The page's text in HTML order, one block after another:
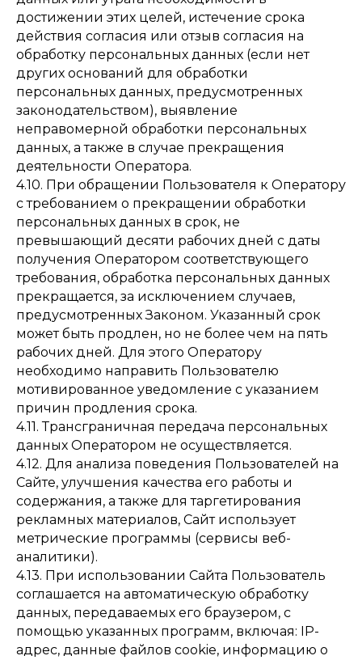
достижении этих целей, истечение срока
действия согласия или отзыв согласия на
обработку персональных данных (если нет
других оснований для обработки
персональных данных, предусмотренных
законодательством), выявление
неправомерной обработки персональных
данных, а также в случае прекращения
деятельности Оператора.
4.10. При обращении Пользователя к Оператору
с требованием о прекращении обработки
персональных данных в срок, не
превышающий десяти рабочих дней с даты
получения Оператором соответствующего
требования, обработка персональных данных
прекращается, за исключением случаев,
предусмотренных Законом. Указанный срок
может быть продлен, но не более чем на пять
рабочих дней. Для этого Оператору
необходимо направить Пользователю
мотивированное уведомление с указанием
причин продления срока.
4.11. Трансграничная передача персональных
данных Оператором не осуществляется.
4.12. Для анализа поведения Пользователей на
Сайте, улучшения качества его работы и
содержания, а также для таргетирования
рекламных материалов, Сайт использует
метрические программы (сервисы веб-
аналитики).
4.13. При использовании Сайта Пользователь
соглашается на автоматическую обработку
данных, передаваемых его браузером, с
помощью указанных программ, включая: IP-
адрес, данные файлов cookie, информацию о